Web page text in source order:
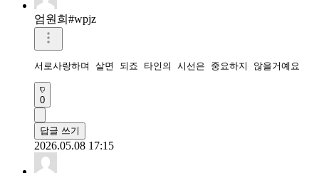
엄원희#wpjz
서로사랑하며 살면 되죠 타인의 시선은 중요하지 않을거예요
0
답글 쓰기
2026.05.08 17:15